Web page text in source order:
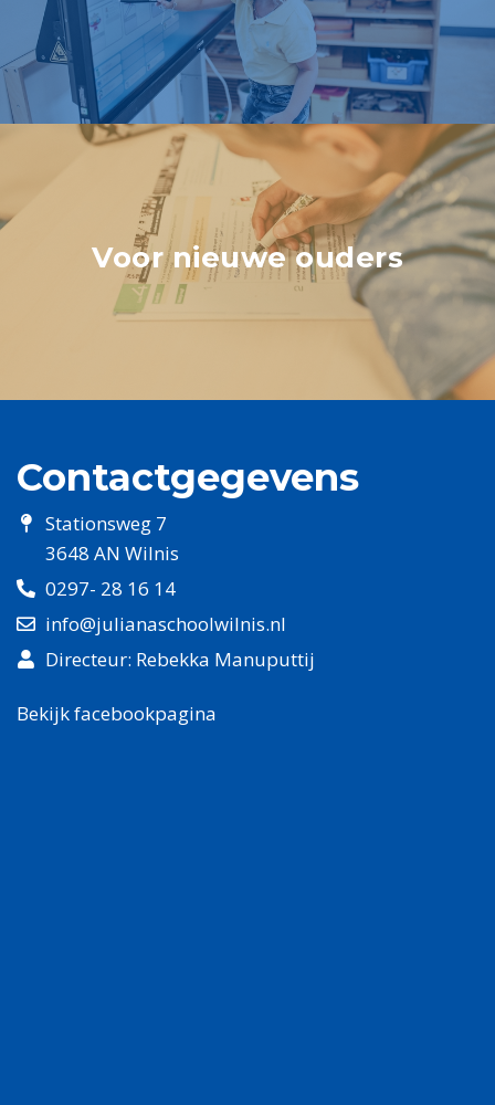
Voor nieuwe ouders
Contactgegevens
Stationsweg 7
3648 AN Wilnis
0297- 28 16 14
info@julianaschoolwilnis.nl
Directeur: Rebekka Manuputtij
Bekijk facebookpagina